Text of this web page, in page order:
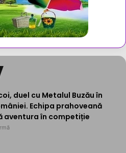
duel cu Metalul Buzău în
Echipa prahoveană
aventura în competiție